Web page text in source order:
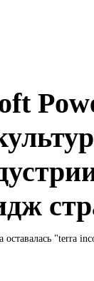
"terra